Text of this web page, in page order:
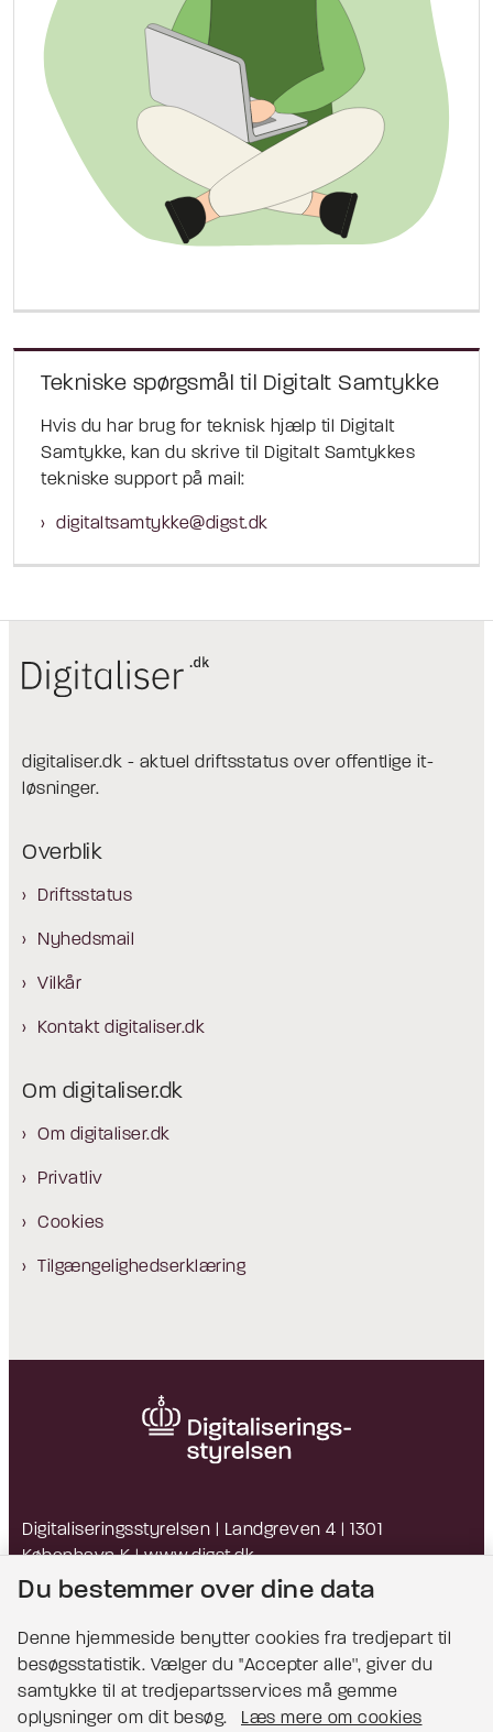
Tekniske spørgsmål til Digitalt Samtykke
Hvis du har brug for teknisk hjælp til Digitalt
Samtykke, kan du skrive til Digitalt Samtykkes
tekniske support på mail:
digitaltsamtykke@digst.dk
digitaliser.dk - aktuel driftsstatus over offentlige it-
løsninger.
Overblik
Driftsstatus
Nyhedsmail
Vilkår
Kontakt digitaliser.dk
Om digitaliser.dk
Om digitaliser.dk
Privatliv
Cookies
Tilgængelighedserklæring
Digitaliseringsstyrelsen | Landgreven 4 | 1301
København K |www.digst.dk
EAN: 5798009814203 | CVR: 34051178
Bemærk!
Du bestemmer over dine data
Denne hjemmeside benytter cookies fra tredjepart til
besøgsstatistik. Vælger du ''Accepter alle'', giver du
samtykke til at tredjepartsservices må gemme
oplysninger om dit besøg.
Læs mere om cookies